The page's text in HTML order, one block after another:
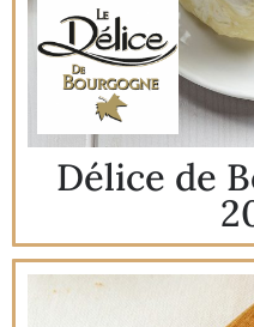
Délice de